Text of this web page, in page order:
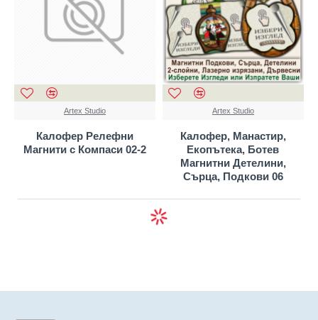
Artex Studio
Калофер Релефни
Магнити с Компаси 02-2
Artex Studio
Калофер, Манастир,
Екопътека, Ботев
Магнитни Детелини,
Сърца, Подкови 06